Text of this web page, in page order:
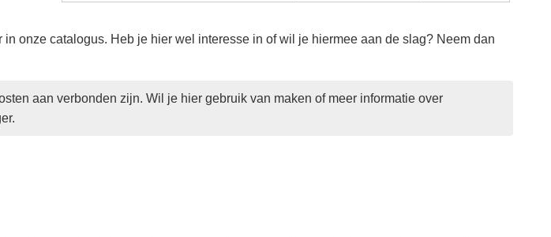
onze catalogus. Heb je hier wel interesse in of wil je hiermee aan de slag? Neem dan
aan verbonden zijn. Wil je hier gebruik van maken of meer informatie over